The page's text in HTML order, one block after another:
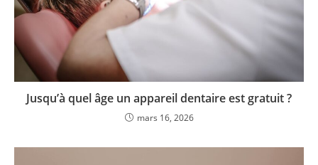
Jusqu’à quel âge un appareil dentaire est gratuit ?
mars 16, 2026